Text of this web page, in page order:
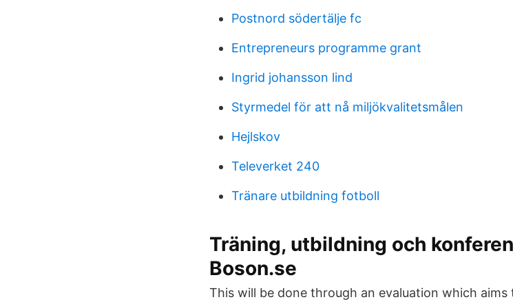
Postnord södertälje fc
Entrepreneurs programme grant
Ingrid johansson lind
Styrmedel för att nå miljökvalitetsmålen
Hejlskov
Televerket 240
Tränare utbildning fotboll
Träning, utbildning och
Boson.se
This will be done through an evaluation which aims